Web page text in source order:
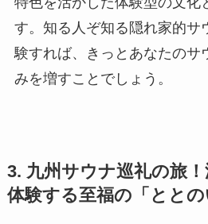
す。知る人ぞ知る隠れ家的サ
験すれば、きっとあなたのサ
みを増すことでしょう。
3. 九州サウナ巡礼の旅
体験する至福の「とと